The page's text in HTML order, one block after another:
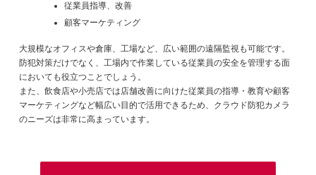
従業員指導、改善
顧客マーケティング
大規模なオフィスや倉庫、工場など、広い範囲の遠隔監視も可能です。
防犯対策だけでなく、工場内で作業している従業員の安全を管理する面
においても役立つことでしょう。
また、飲食店や小売店では店舗改善に向けた従業員の指導・教育や顧客
マーケティングなど幅広い目的で活用できるため、クラウド防犯カメラ
のニーズは非常に高まっています。